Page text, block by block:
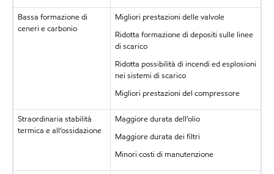
Bassa formazione di
ceneri e carbonio
Migliori prestazioni delle valvole
Ridotta formazione di depositi sulle linee
di scarico
Ridotta possibilità di incendi ed esplosioni
nei sistemi di scarico
Migliori prestazioni del compressore
Straordinaria stabilità
termica e all’ossidazione
Maggiore durata dell’olio
Maggiore durata dei filtri
Minori costi di manutenzione